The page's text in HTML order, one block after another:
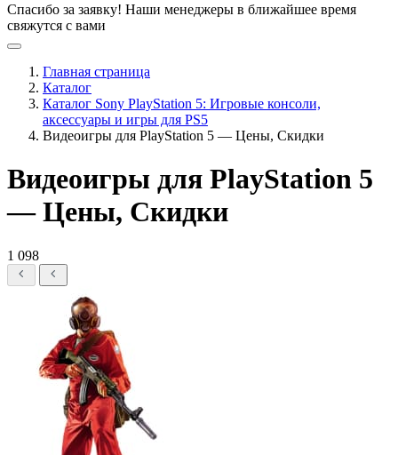
Спасибо за заявку! Наши менеджеры в ближайшее время
свяжутся с вами
Главная страница
Каталог
Каталог Sony PlayStation 5: Игровые консоли,
аксессуары и игры для PS5
Видеоигры для PlayStation 5 — Цены, Скидки
Видеоигры для PlayStation 5
— Цены, Скидки
1 098